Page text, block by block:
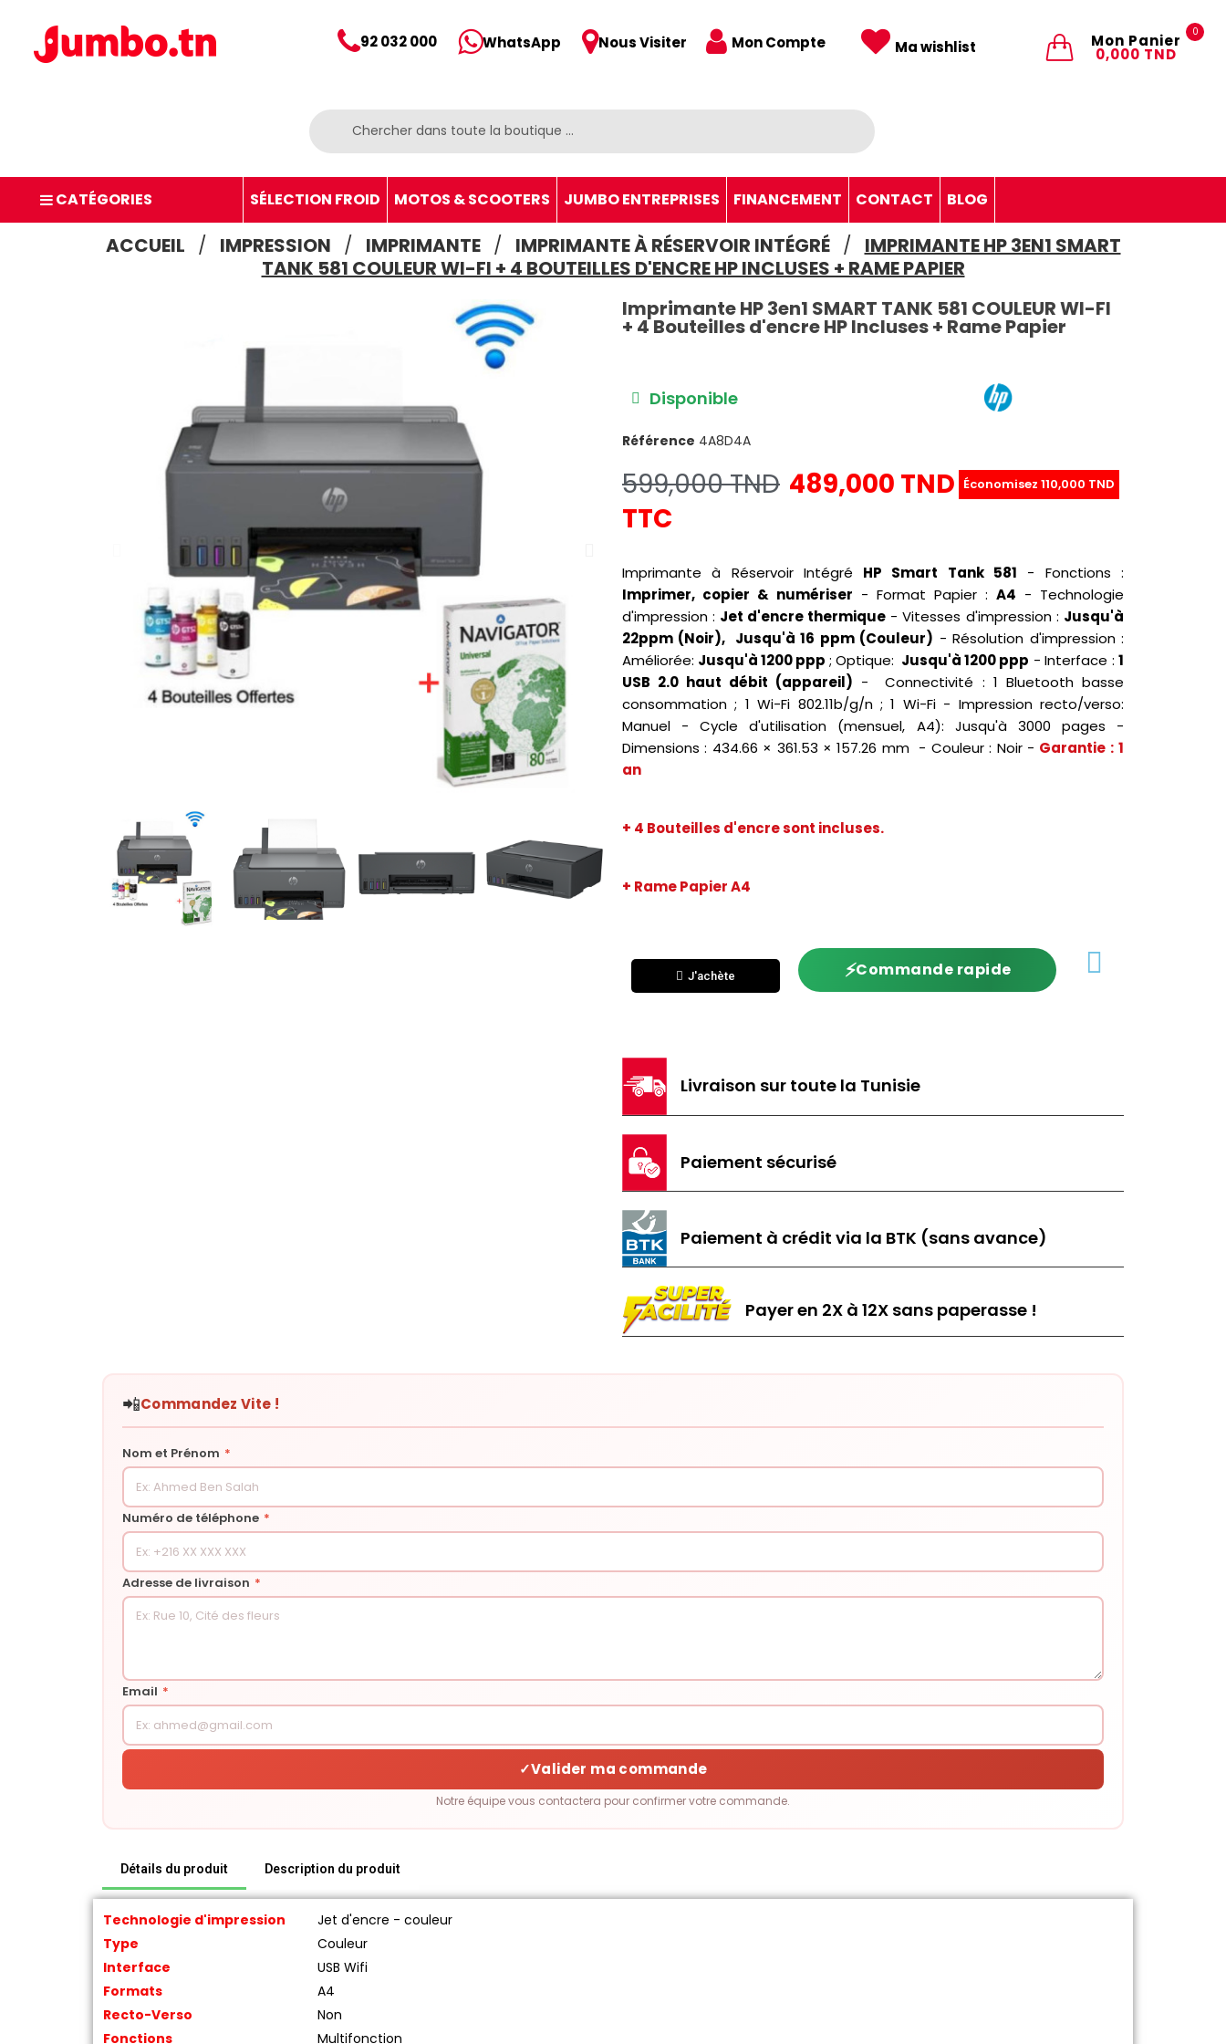
92 032 000 WhatsApp Nous Visiter
0
Mon Panier
0,000 TND
Mon Compte Ma wishlist
CATÉGORIES SÉLECTION FROID MOTOS & SCOOTERS JUMBO ENTREPRISES FINANCEMENT CONTACT BLOG
ACCUEIL IMPRESSION IMPRIMANTE IMPRIMANTE À RÉSERVOIR INTÉGRÉ
IMPRIMANTE HP 3EN1 SMART
TANK 581 COULEUR WI-FI + 4 BOUTEILLES D'ENCRE HP INCLUSES + RAME PAPIER
Imprimante HP 3en1 SMART TANK 581 COULEUR WI-FI
+ 4 Bouteilles d'encre HP Incluses + Rame Papier
Disponible
Référence 4A8D4A
599,000 TND 489,000 TND Économisez 110,000 TND
TTC
Imprimante à Réservoir Intégré HP Smart Tank 581 - Fonctions :
Imprimer, copier & numériser - Format Papier : A4 - Technologie
d'impression : Jet d'encre thermique - Vitesses d'impression : Jusqu'à
22ppm (Noir), Jusqu'à 16 ppm (Couleur) - Résolution d'impression :
Améliorée: Jusqu'à 1200 ppp ; Optique: Jusqu'à 1200 ppp - Interface : 1
USB 2.0 haut débit (appareil) - Connectivité : 1 Bluetooth basse
consommation ; 1 Wi-Fi 802.11b/g/n ; 1 Wi-Fi - Impression recto/verso:
Manuel - Cycle d'utilisation (mensuel, A4): Jusqu'à 3000 pages -
Dimensions : 434.66 × 361.53 × 157.26 mm - Couleur : Noir - Garantie : 1
an
+ 4 Bouteilles d'encre sont incluses.
+ Rame Papier A4
J'achète ⚡Commande rapide
Livraison sur toute la Tunisie
Paiement sécurisé
Paiement à crédit via la BTK (sans avance)
Payer en 2X à 12X sans paperasse !
📲Commandez Vite !
Nom et Prénom *
Numéro de téléphone *
Adresse de livraison *
Email *
✓Valider ma commande
Notre équipe vous contactera pour confirmer votre commande.
Détails du produit Description du produit
Technologie d'impression
Jet d'encre - couleur
Type
Couleur
Interface
USB Wifi
Formats
A4
Recto-Verso
Non
Fonctions
Multifonction